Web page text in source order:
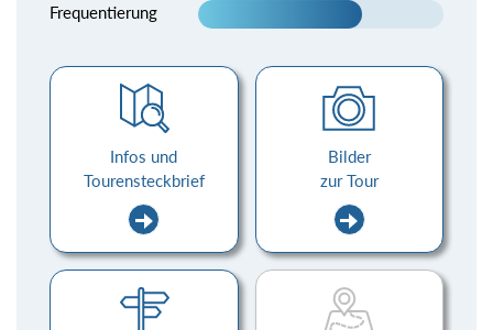
Frequentierung
Infos und
Tourensteckbrief
Bilder
zur Tour